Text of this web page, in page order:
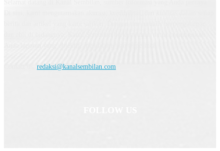
redaksi@kanalsembilan.com